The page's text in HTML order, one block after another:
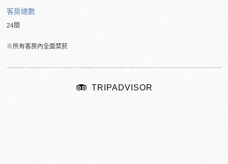
客房總數
24間
※所有客房內全面禁菸
TRIPADVISOR